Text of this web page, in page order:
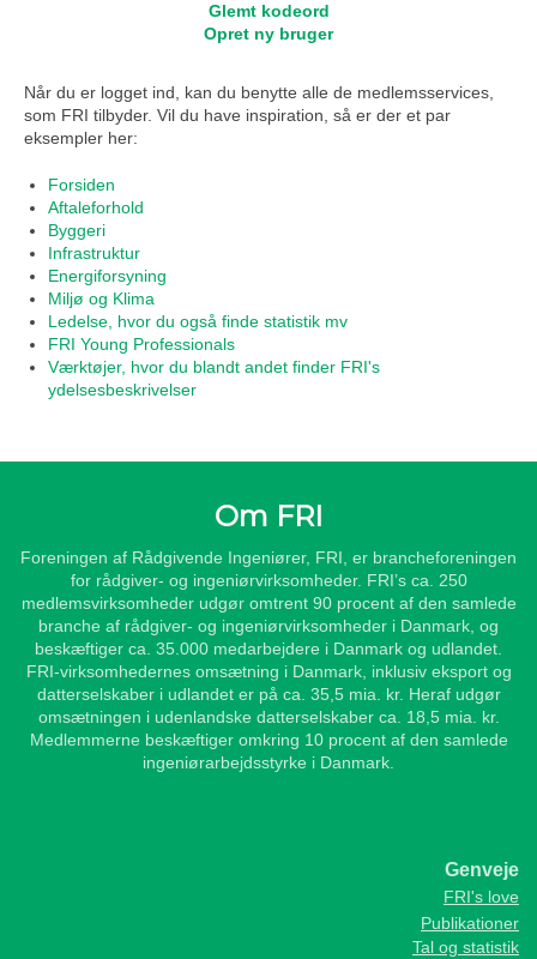
Glemt kodeord
Opret ny bruger
Når du er logget ind, kan du benytte alle de medlemsservices,
som FRI tilbyder. Vil du have inspiration, så er der et par
eksempler her:
Forsiden
Aftaleforhold
Byggeri
Infrastruktur
Energiforsyning
Miljø og Klima
Ledelse, hvor du også finde statistik mv
FRI Young Professionals
Værktøjer, hvor du blandt andet finder FRI's
ydelsesbeskrivelser
Om FRI
Foreningen af Rådgivende Ingeniører, FRI, er brancheforeningen
for rådgiver- og ingeniørvirksomheder. FRI’s ca. 250
medlemsvirksomheder udgør omtrent 90 procent af den samlede
branche af rådgiver- og ingeniørvirksomheder i Danmark, og
beskæftiger ca. 35.000 medarbejdere i Danmark og udlandet.
FRI-virksomhedernes omsætning i Danmark, inklusiv eksport og
datterselskaber i udlandet er på ca. 35,5 mia. kr. Heraf udgør
omsætningen i udenlandske datterselskaber ca. 18,5 mia. kr.
Medlemmerne beskæftiger omkring 10 procent af den samlede
ingeniørarbejdsstyrke i Danmark.
Genveje
FRI's love
Publikationer
Tal og statistik